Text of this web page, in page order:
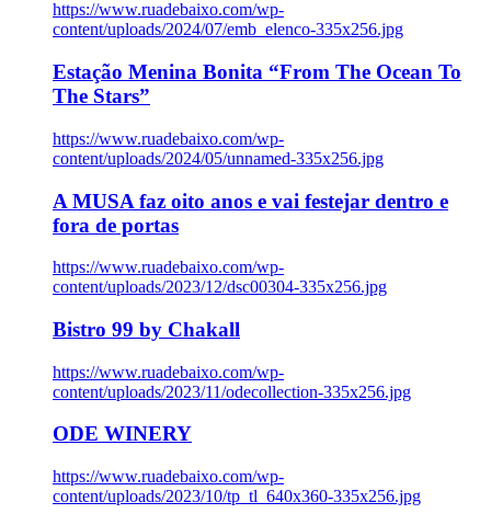
https://www.ruadebaixo.com/wp-
content/uploads/2024/07/emb_elenco-335x256.jpg
Estação Menina Bonita “From The Ocean To
The Stars”
https://www.ruadebaixo.com/wp-
content/uploads/2024/05/unnamed-335x256.jpg
A MUSA faz oito anos e vai festejar dentro e
fora de portas
https://www.ruadebaixo.com/wp-
content/uploads/2023/12/dsc00304-335x256.jpg
Bistro 99 by Chakall
https://www.ruadebaixo.com/wp-
content/uploads/2023/11/odecollection-335x256.jpg
ODE WINERY
https://www.ruadebaixo.com/wp-
content/uploads/2023/10/tp_tl_640x360-335x256.jpg